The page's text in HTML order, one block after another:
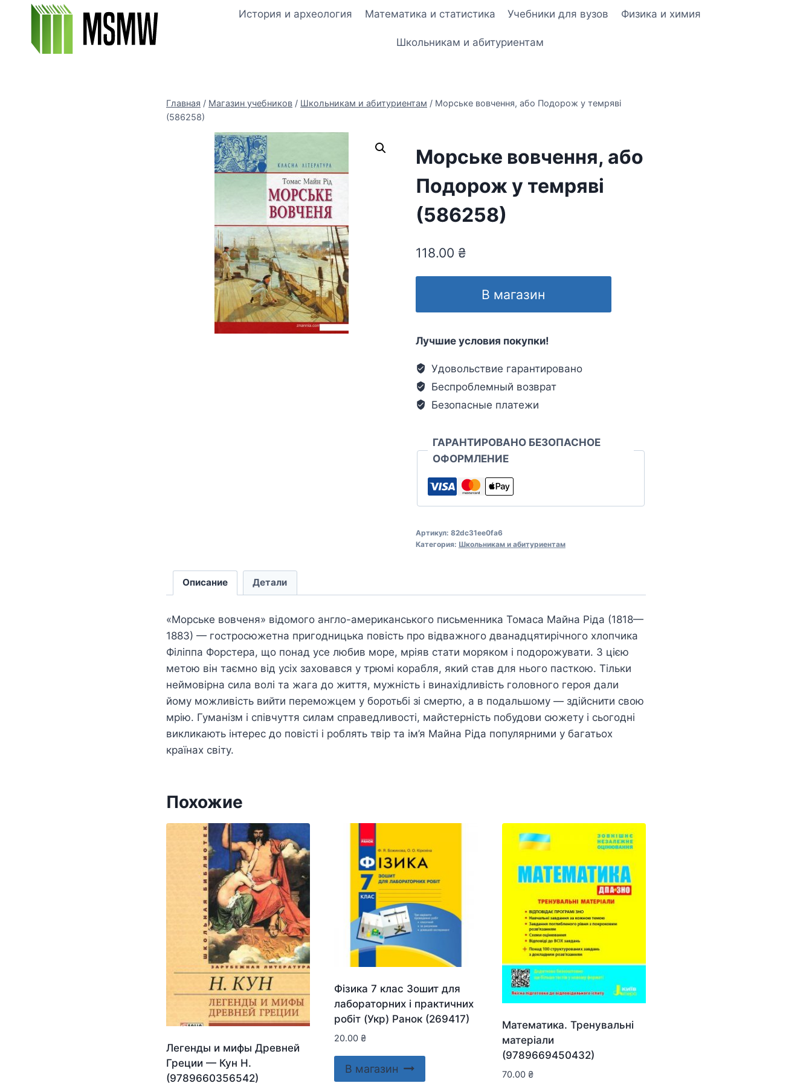
Перейти
содержимому
История и археология Математика и статистика Учебники для вузов Физика и химия
Школьникам и абитуриентам
Главная / Магазин учебников / Школьникам и абитуриентам / Морське вовчення, або Подорож у темряві
(586258)
Морське вовчення, або
Подорож у темряві
(586258)
118.00 ₴
В магазин
Лучшие условия покупки!
Удовольствие гарантировано
Беспроблемный возврат
Безопасные платежи
ГАРАНТИРОВАНО БЕЗОПАСНОЕ
ОФОРМЛЕНИЕ
Артикул: 82dc31ee0fa6
Категория: Школьникам и абитуриентам
Описание Детали
«Морське вовченя» відомого англо-американського письменника Томаса Майна Ріда (1818—
1883) — гостросюжетна при­годницька повість про відважного дванадцятирічного хлопчика
Філіппа­ Форстера, що понад усе любив море, мріяв стати моряком і подорожувати. З цією
метою він таємно від усіх заховався у трюмі корабля, який став для нього пасткою. Тільки
неймовірна сила волі та жага до життя, мужність і винахідливість головного героя дали
йому можливість вийти переможцем у боротьбі зі смертю, а в подальшому — здійснити свою
мрію. Гуманізм і співчуття силам справедливості, майстерність побудови сюжету і сьогодні
викликають інтерес до повісті і роблять твір та ім’я Майна Ріда популярними у багатьох
країнах світу.
Похожие
Легенды и мифы Древней
Греции — Кун Н.
(9789660356542)
Фізика 7 клас Зошит для
лабораторних і практичних
робіт (Укр) Ранок (269417)
20.00 ₴
В магазин
Математика. Тренувальні
матеріали
(9789669450432)
70.00 ₴